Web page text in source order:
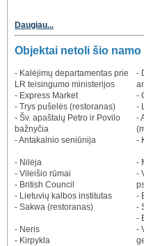
Daugiau...
Objektai netoli šio namo
- Kalėjimų departamentas prie
LR teisingumo ministerijos
- Express Market
- Trys pušelės (restoranas)
- Šv. apaštalų Petro ir Povilo
bažnyčia
- Antakalnio seniūnija
- Nilėja
- Vileišio rūmai
- British Council
- Lietuvių kalbos institutas
- Sakwa (restoranas)
-
-
-
-
-
-
-
-
-
-
- Neris
- Kirpykla
-